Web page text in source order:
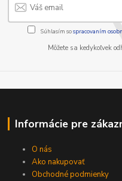
Súhlasím sospracovaním
Môžete sa kedykoľvek
Informácie pre
O nás
Ako nakupovať
Obchodné podmienky